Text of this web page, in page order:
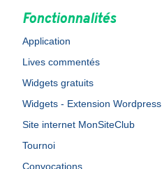
Fonctionnalités
Application
Lives commentés
Widgets gratuits
Widgets - Extension Wordpress
Site internet MonSiteClub
Tournoi
Convocations